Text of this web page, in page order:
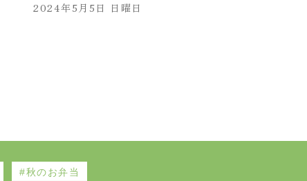
2024年5月5日 日曜日
秋のお弁当